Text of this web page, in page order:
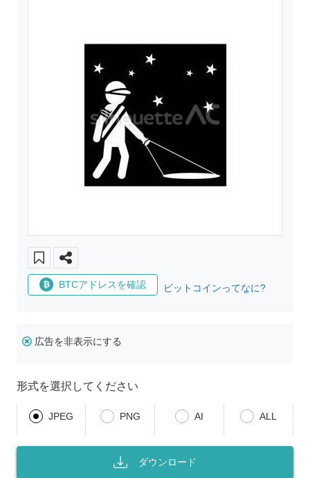
BTCアドレスを確認 ビットコインってなに?
広告を非表示にする
形式を選択してください
JPEG PNG AI ALL
ダウンロード